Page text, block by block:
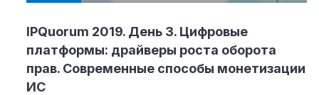
IPQuorum 2019. День 3. Цифровые
платформы: драйверы роста оборота
прав. Современные способы монетизации
ИС